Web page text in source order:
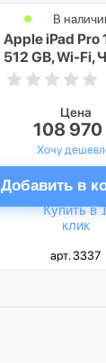
Apple iPad Pro
512 GB, Wi-Fi,
(Space Black)
В
Цена
108 970
Хочу
Добавить в
Купить в
клик
арт. 3337